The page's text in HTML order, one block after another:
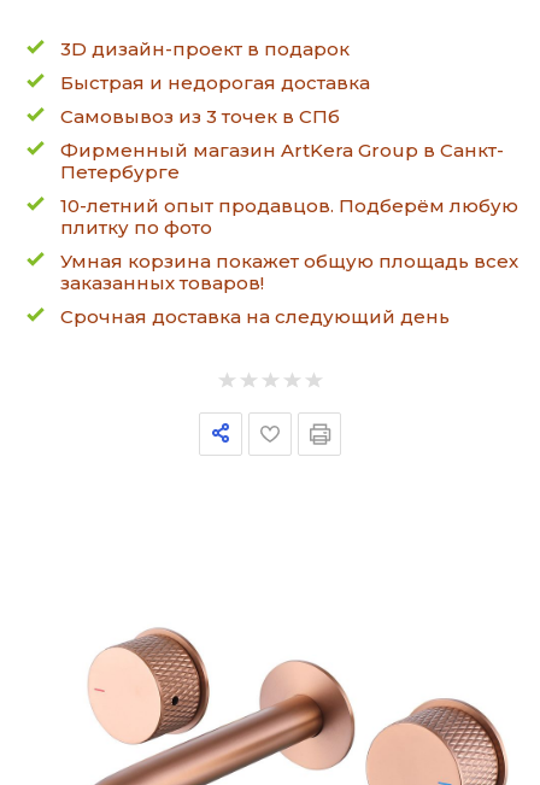
3D дизайн-проект в подарок
Быстрая и недорогая доставка
Самовывоз из 3 точек в СПб
Фирменный магазин ArtKera Group в Санкт-
Петербурге
10-летний опыт продавцов. Подберём любую
плитку по фото
Умная корзина покажет общую площадь всех
заказанных товаров!
Срочная доставка на следующий день